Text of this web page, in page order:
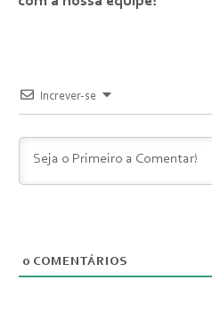
Increver-se
0 COMENTÁRIOS